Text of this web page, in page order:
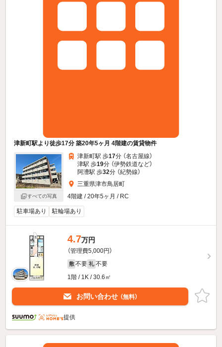
津新町駅より徒歩17分 築20年5ヶ月 4階建の賃貸物件
すべての写真
津新町駅 歩17分 （名古屋線）
津駅 歩19分 （伊勢鉄道など）
阿漕駅 歩32分 （紀勢線）
三重県津市鳥居町
4階建 / 20年5ヶ月 / RC
駐車場あり 駐輪場あり
4.7万円
（管理費5,000円）
敷 不要 礼 不要
1階 / 1K / 30.6㎡
お問い合わせ （無料）
提供